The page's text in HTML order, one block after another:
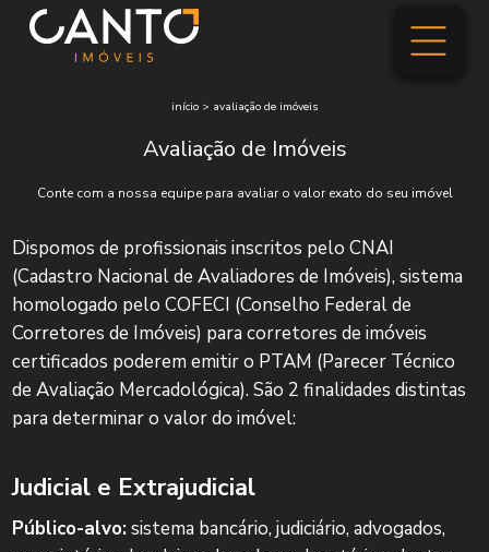
início> avaliação de imóveis
Avaliação de Imóveis
Conte com a nossa equipe para avaliar o valor exato do seu imóvel
Dispomos de profissionais inscritos pelo CNAI
(Cadastro Nacional de Avaliadores de Imóveis), sistema
homologado pelo COFECI (Conselho Federal de
Corretores de Imóveis) para corretores de imóveis
certificados poderem emitir o PTAM (Parecer Técnico
de Avaliação Mercadológica). São 2 finalidades distintas
para determinar o valor do imóvel:
Judicial e Extrajudicial
Público-alvo:sistema bancário, judiciário, advogados,